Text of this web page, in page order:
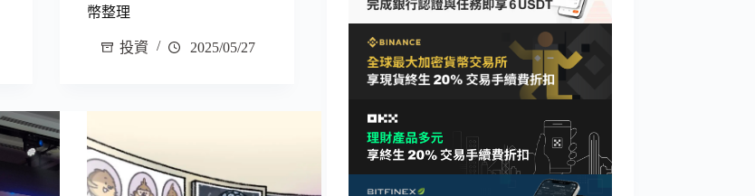
幣整理
投資 2025/05/27